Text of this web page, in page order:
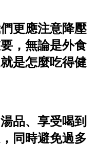
更應注意降壓
，無論是外食
是怎麼吃得健
品、享受喝到
同時避免過多